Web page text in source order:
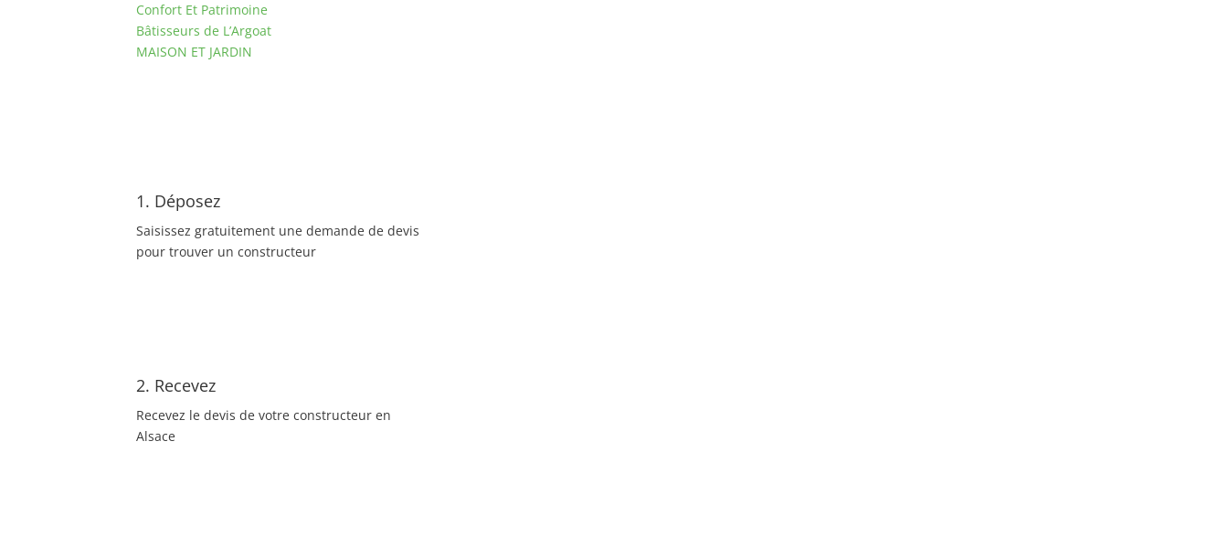
Confort Et Patrimoine
Bâtisseurs de L’Argoat
MAISON ET JARDIN
1. Déposez
Saisissez gratuitement une demande de devis
pour trouver un constructeur
2. Recevez
Recevez le devis de votre constructeur en
Alsace